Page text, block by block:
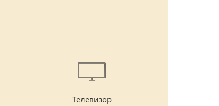
Телевизор